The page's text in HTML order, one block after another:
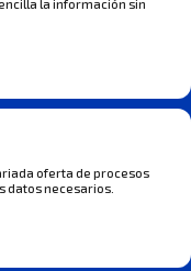
la información sin
oferta de procesos
datos necesarios.